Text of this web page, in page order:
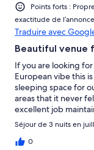
Points forts :
exactitude de l’annonce
Traduire avec
Beautiful venue
If you are looking
European vibe this
sleeping space for
areas that it never
excellent job
the pool very clean.
easy. We rented a
appetizers, dinner,
Séjour de 3 nuits en
0